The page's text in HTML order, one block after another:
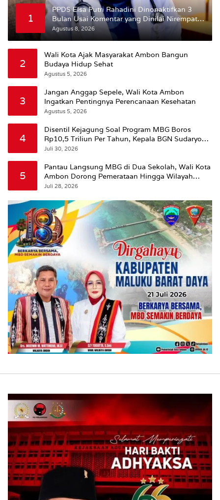
1
PPDS Elsa Putri Rahadini Dinonaktifkan 3
Bulan Usai Komentar yang Dinilai Nirempati
ke Pasien BPJS
Agustus 8, 2026
2
Wali Kota Ajak Masyarakat Ambon Bangun
Budaya Hidup Sehat
Agustus 5, 2026
3
Jangan Anggap Sepele, Wali Kota Ambon
Ingatkan Pentingnya Perencanaan Kesehatan
Agustus 5, 2026
4
Disentil Kejagung Soal Program MBG Boros
Rp10,5 Triliun Per Tahun, Kepala BGN Sudaryono
Beri Penjelasan
Juli 30, 2026
5
Pantau Langsung MBG di Dua Sekolah, Wali Kota
Ambon Dorong Pemerataan Hingga Wilayah
Leitimur Selatan
Juli 28, 2026